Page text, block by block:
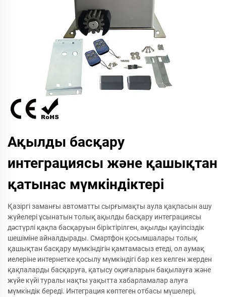
Ақылды басқару
интеграциясы және қашықтан
қатынас мүмкіндіктері
Қазіргі заманғы автоматты сырғымақты аула қақпасын ашу
жүйелері ұсынатын толық ақылды басқару интеграциясы
дәстүрлі қақпа басқаруын біріктірілген, ақылды қауіпсіздік
шешіміне айналдырады. Смартфон қосымшалары толық
қашықтан басқару мүмкіндігін қамтамасыз етеді, ол аумақ
иелеріне интернетке қосылу мүмкіндігі бар кез келген жерден
қақпаларды басқаруға, қатысу оқиғаларын бақылауға және
жүйе күйі туралы нақты уақытта хабарламалар алуға
мүмкіндік береді. Интеграция көптеген отбасы мүшелері,